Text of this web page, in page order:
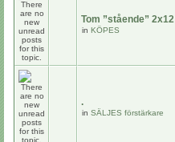
Tom ”stående” 2x12
in KÖPES
.
in SÄLJES förstärkare